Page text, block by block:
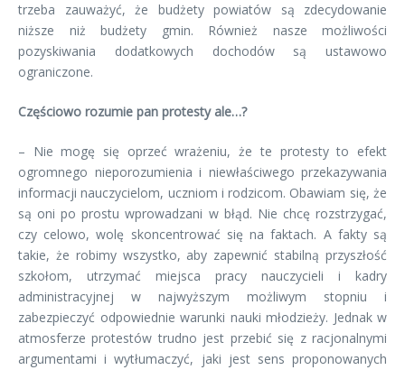
trzeba zauważyć, że budżety powiatów są zdecydowanie
niższe niż budżety gmin. Również nasze możliwości
pozyskiwania dodatkowych dochodów są ustawowo
ograniczone.
Częściowo rozumie pan protesty ale…?
– Nie mogę się oprzeć wrażeniu, że te protesty to efekt
ogromnego nieporozumienia i niewłaściwego przekazywania
informacji nauczycielom, uczniom i rodzicom. Obawiam się, że
są oni po prostu wprowadzani w błąd. Nie chcę rozstrzygać,
czy celowo, wolę skoncentrować się na faktach. A fakty są
takie, że robimy wszystko, aby zapewnić stabilną przyszłość
szkołom, utrzymać miejsca pracy nauczycieli i kadry
administracyjnej w najwyższym możliwym stopniu i
zabezpieczyć odpowiednie warunki nauki młodzieży. Jednak w
atmosferze protestów trudno jest przebić się z racjonalnymi
argumentami i wytłumaczyć, jaki jest sens proponowanych